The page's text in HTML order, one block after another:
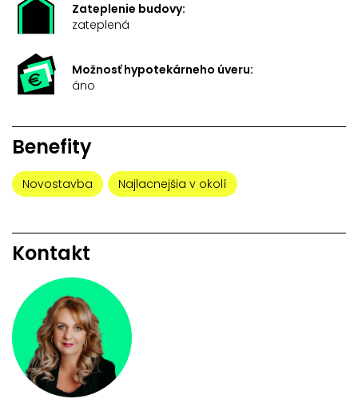
Zateplenie budovy:
zateplená
Možnosť hypotekárneho úveru:
áno
Benefity
Novostavba Najlacnejšia v okolí
Kontakt